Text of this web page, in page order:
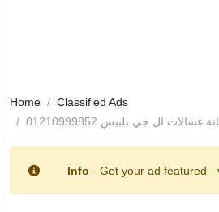
Home
Classified Ads
ال جي بلبيس 01210999852
Info - Get your ad featured -